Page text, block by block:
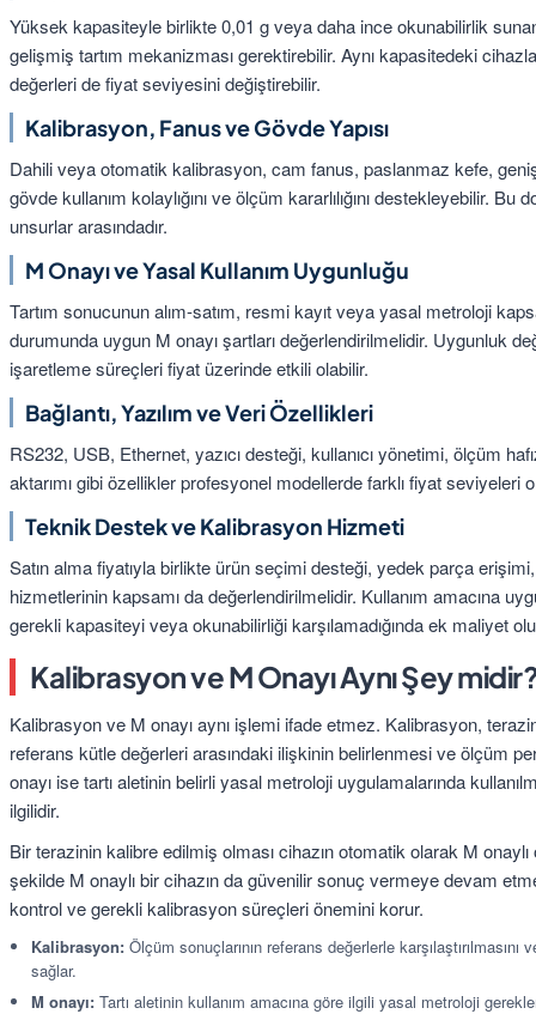
Yüksek kapasiteyle birlikte 0,01 g veya daha ince okunabilirlik
gelişmiş tartım mekanizması gerektirebilir. Aynı kapasitedeki
değerleri de fiyat seviyesini değiştirebilir.
Kalibrasyon, Fanus ve Gövde Yapısı
Dahili veya otomatik kalibrasyon, cam fanus, paslanmaz kefe,
gövde kullanım kolaylığını ve ölçüm kararlılığını destekleyebilir. Bu
unsurlar arasındadır.
M Onayı ve Yasal Kullanım Uygunluğu
Tartım sonucunun alım-satım, resmi kayıt veya yasal metroloji
durumunda uygun M onayı şartları değerlendirilmelidir. Uygunluk
işaretleme süreçleri fiyat üzerinde etkili olabilir.
Bağlantı, Yazılım ve Veri Özellikleri
RS232, USB, Ethernet, yazıcı desteği, kullanıcı yönetimi, ölçüm
aktarımı gibi özellikler profesyonel modellerde farklı fiyat seviyeleri
Teknik Destek ve Kalibrasyon Hizmeti
Satın alma fiyatıyla birlikte ürün seçimi desteği, yedek parça
hizmetlerinin kapsamı da değerlendirilmelidir. Kullanım amacına
gerekli kapasiteyi veya okunabilirliği karşılamadığında ek maliyet
Kalibrasyon ve M Onayı Aynı Şey
Kalibrasyon ve M onayı aynı işlemi ifade etmez. Kalibrasyon,
referans kütle değerleri arasındaki ilişkinin belirlenmesi ve ölçüm
onayı ise tartı aletinin belirli yasal metroloji uygulamalarında
ilgilidir.
Bir terazinin kalibre edilmiş olması cihazın otomatik olarak M onaylı
şekilde M onaylı bir cihazın da güvenilir sonuç vermeye devam
kontrol ve gerekli kalibrasyon süreçleri önemini korur.
Kalibrasyon: Ölçüm sonuçlarının referans değerlerle
sağlar.
M onayı: Tartı aletinin kullanım amacına göre ilgili yasal metroloji